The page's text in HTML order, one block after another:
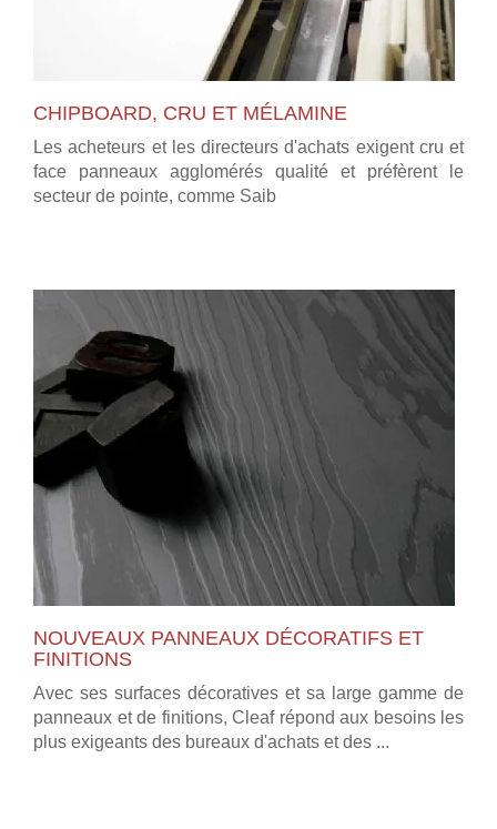
CHIPBOARD, CRU ET MÉLAMINE
Les acheteurs et les directeurs d'achats exigent cru et
face panneaux agglomérés qualité et préfèrent le
secteur de pointe, comme Saib
NOUVEAUX PANNEAUX DÉCORATIFS ET
FINITIONS
Avec ses surfaces décoratives et sa large gamme de
panneaux et de finitions, Cleaf répond aux besoins les
plus exigeants des bureaux d'achats et des ...